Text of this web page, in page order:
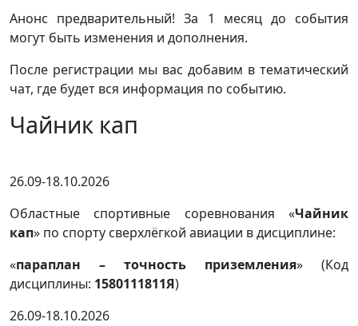
Анонс предварительный! За 1 месяц до события
могут быть изменения и дополнения.
После регистрации мы вас добавим в тематический
чат, где будет вся информация по событию.
Чайник кап
26.09-18.10.2026
Областные спортивные соревнования «Чайник
кап» по спорту сверхлёгкой авиации в дисциплине:
«параплан – точность приземления» (Код
дисциплины: 1580111811Я)
26.09-18.10.2026